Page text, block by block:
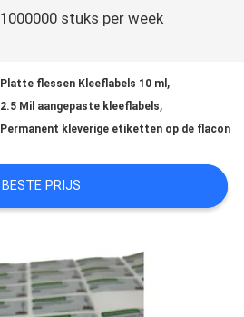
1000000 stuks per week
Platte flessen Kleeflabels 10 ml ,
2.5 Mil aangepaste kleeflabels,
Permanent kleverige etiketten op de flacon
BESTE PRIJS